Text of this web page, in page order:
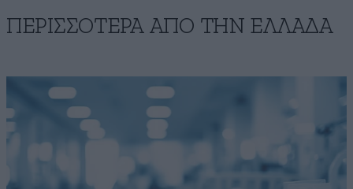
ΠΕΡΙΣΣΟΤΕΡΑ ΑΠΟ ΤΗΝ ΕΛΛΑΔΑ